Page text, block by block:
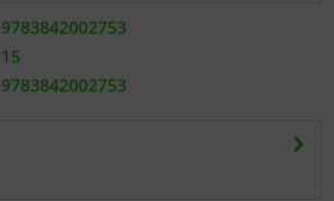
9783842002753
15
9783842002753